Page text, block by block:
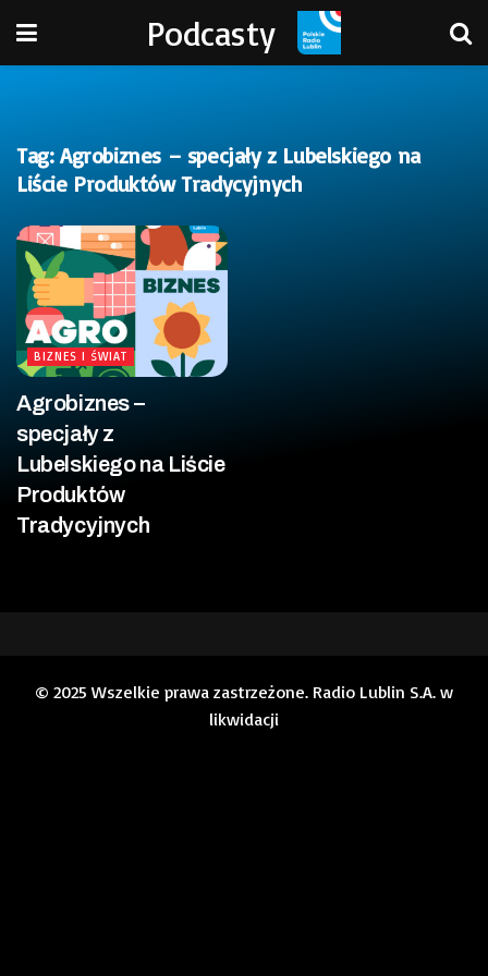
Podcasty
Tag: Agrobiznes – specjały z Lubelskiego na
Liście Produktów Tradycyjnych
BIZNES I ŚWIAT
Agrobiznes –
specjały z
Lubelskiego na Liście
Produktów
Tradycyjnych
© 2025 Wszelkie prawa zastrzeżone. Radio Lublin S.A. w
likwidacji